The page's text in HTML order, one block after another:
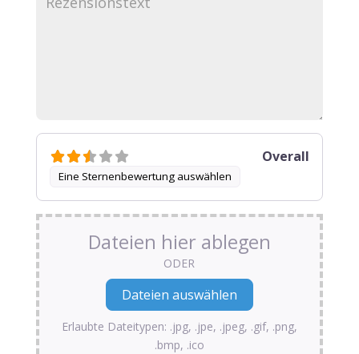
Eine Sternenbewertung auswählen
Overall
Dateien hier ablegen
ODER
Erlaubte Dateitypen: .jpg, .jpe, .jpeg, .gif, .png,
.bmp, .ico